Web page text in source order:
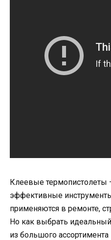
Клеевые термопистолеты
эффективные
применяются в ремонте,
Но как выбрать
из большого